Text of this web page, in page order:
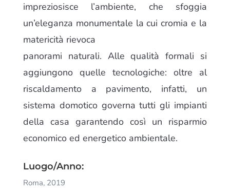
impreziosisce l’ambiente, che sfoggia
un’eleganza monumentale la cui cromia e la
matericità rievoca
panorami naturali. Alle qualità formali si
aggiungono quelle tecnologiche: oltre al
riscaldamento a pavimento, infatti, un
sistema domotico governa tutti gli impianti
della casa garantendo così un risparmio
economico ed energetico ambientale.
Luogo/Anno:
Roma, 2019